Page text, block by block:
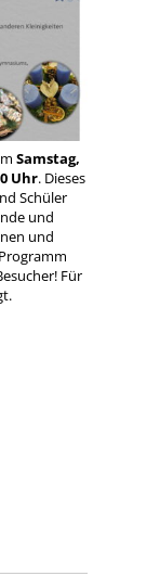
Samstag,
Uhr. Dieses
Schüler
und
und
Programm
Für